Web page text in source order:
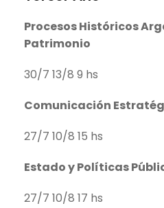
Procesos Históricos
Patrimonio
30/7 13/8 9 hs
Comunicación
27/7 10/8 15 hs
Estado y Políticas
27/7 10/8 17 hs